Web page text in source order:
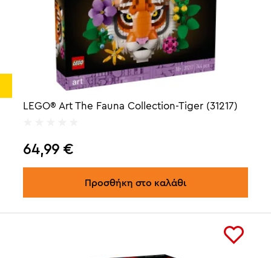
LEGO® Art The Fauna Collection-Tiger (31217)
64,99 €
Προσθήκη στο καλάθι